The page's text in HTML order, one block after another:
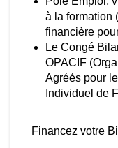
à la formation
financière
Le Congé
OPACIF (
Agréés pour
Individuel de
Financez votre
Le Congé Bilan de
OPACIF (Organismes
Agréés pour le
de Formation).
votre